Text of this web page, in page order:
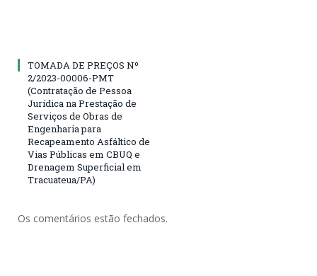
TOMADA DE PREÇOS Nº
2/2023-00006-PMT
(Contratação de Pessoa
Jurídica na Prestação de
Serviços de Obras de
Engenharia para
Recapeamento Asfáltico de
Vias Públicas em CBUQ e
Drenagem Superficial em
Tracuateua/PA)
Os comentários estão fechados.